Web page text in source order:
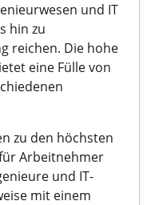
und IT
hin zu
reichen. Die hohe
eine Fülle von
zu den höchsten
Arbeitnehmer
und IT-
mit einem